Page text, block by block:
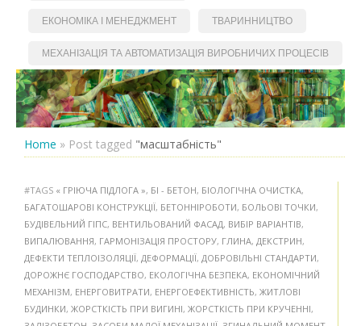
ЕКОНОМІКА І МЕНЕДЖМЕНТ ТВАРИННИЦТВО
МЕХАНІЗАЦІЯ ТА АВТОМАТИЗАЦІЯ ВИРОБНИЧИХ ПРОЦЕСІВ
Home » Post tagged "масштабність"
#TAGS « ГРІЮЧА ПІДЛОГА », БІ - БЕТОН, БІОЛОГІЧНА ОЧИСТКА,
БАГАТОШАРОВІ КОНСТРУКЦІЇ, БЕТОННІРОБОТИ, БОЛЬОВІ ТОЧКИ,
БУДІВЕЛЬНИЙ ГІПС, ВЕНТИЛЬОВАНИЙ ФАСАД, ВИБІР ВАРІАНТІВ,
ВИПАЛЮВАННЯ, ГАРМОНІЗАЦІЯ ПРОСТОРУ, ГЛИНА, ДЕКСТРИН,
ДЕФЕКТИ ТЕПЛОІЗОЛЯЦІЇ, ДЕФОРМАЦІЇ, ДОБРОВІЛЬНІ СТАНДАРТИ,
ДОРОЖНЄ ГОСПОДАРСТВО, ЕКОЛОГІЧНА БЕЗПЕКА, ЕКОНОМІЧНИЙ
МЕХАНІЗМ, ЕНЕРГОВИТРАТИ, ЕНЕРГОЕФЕКТИВНІСТЬ, ЖИТЛОВІ
БУДИНКИ, ЖОРСТКІСТЬ ПРИ ВИГИНІ, ЖОРСТКІСТЬ ПРИ КРУЧЕННІ,